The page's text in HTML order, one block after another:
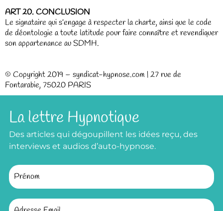
ART 20. CONCLUSION
Le signataire qui s’engage à respecter la charte, ainsi que le code
de déontologie a toute latitude pour faire connaître et revendiquer
son appartenance au SDMH.
© Copyright 2019 – syndicat-hypnose.com | 27 rue de
Fontarabie, 75020 PARIS
La lettre Hypnotique
Des articles qui dégoupillent les idées reçu, des
interviews et audios d’auto-hypnose.